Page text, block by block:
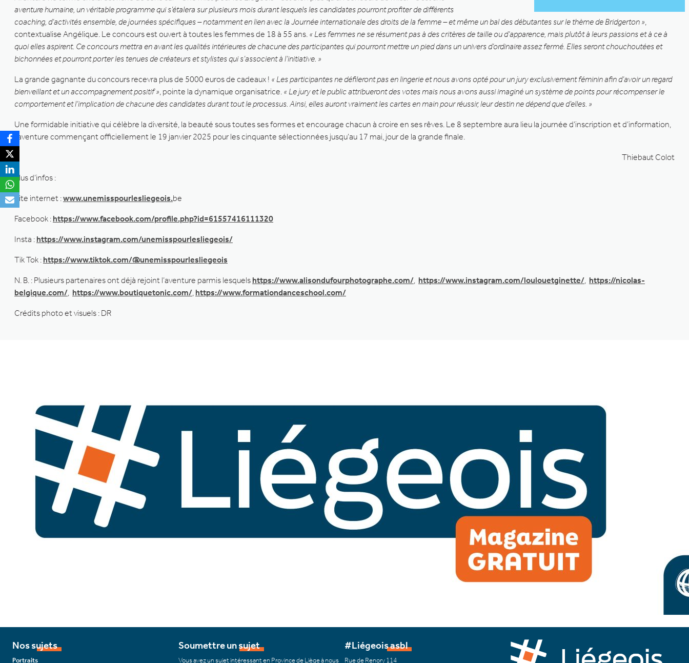
aventure humaine, un véritable programme qui s’étalera sur plusieurs mois durant lesquels les candidates pourront profiter de différents
coaching, d’activités ensemble, de journées spécifiques – notamment en lien avec la Journée internationale des droits de la femme – et même un bal des débutantes sur le thème de Bridgerton »,
contextualise Angélique. Le concours est ouvert à toutes les femmes de 18 à 55 ans. « Les femmes ne se résument pas à des critères de taille ou d’apparence, mais plutôt à leurs passions et à ce à
quoi elles aspirent. Ce concours mettra en avant les qualités intérieures de chacune des participantes qui pourront mettre un pied dans un univers d’ordinaire assez fermé. Elles seront chouchoutées et
bichonnées et pourront porter les tenues de créateurs et stylistes qui s’associent à l’initiative. »
La grande gagnante du concours recevra plus de 5000 euros de cadeaux ! « Les participantes ne défileront pas en lingerie et nous avons opté pour un jury exclusivement féminin afin d’avoir un regard
bienveillant et un accompagnement positif », pointe la dynamique organisatrice. « Le jury et le public attribueront des votes mais nous avons aussi imaginé un système de points pour récompenser le
comportement et l’implication de chacune des candidates durant tout le processus. Ainsi, elles auront vraiment les cartes en main pour réussir, leur destin ne dépend que d’elles. »
Une formidable initiative qui célèbre la diversité, la beauté sous toutes ses formes et encourage chacun à croire en ses rêves. Le 8 septembre aura lieu la journée d’inscription et d’information,
l’aventure commençant officiellement le 19 janvier 2025 pour les cinquante sélectionnées jusqu’au 17 mai, jour de la grande finale.
Thiebaut Colot
Plus d’infos :
Site internet :www.unemisspourlesliegeois.be
Facebook : https://www.facebook.com/profile.php?id=61557416111320
Insta : https://www.instagram.com/unemisspourlesliegeois/
Tik Tok : https://www.tiktok.com/@unemisspourlesliegeois
N. B. : Plusieurs partenaires ont déjà rejoint l’aventure parmis lesquels https://www.alisondufourphotographe.com/, https://www.instagram.com/loulouetginette/, https://nicolas-
belgique.com/, https://www.boutiquetonic.com/, https://www.formationdanceschool.com/
Crédits photo et visuels : DR
Nos sujets
Portraits
Soumettre un sujet
Vous avez un sujet intéressant en Province de Liège à nous
#Liégeois asbl
Rue de Renory 114